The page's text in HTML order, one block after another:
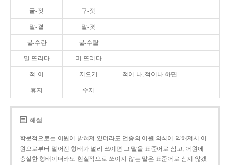
굴-젓 구-젓
말-곁 말-겻
물-수란 물-수랄
밀-뜨리다 미-뜨리다
적-이 저으기 적이-나, 적이나-하면.
휴지 수지
해설
학문적으로는 어원이 밝혀져 있더라도 언중의 어원 의식이 약해져서 어
원으로부터 멀어진 형태가 널리 쓰이면 그 말을 표준어로 삼고, 어원에
충실한 형태이더라도 현실적으로 쓰이지 않는 말은 표준어로 삼지 않겠